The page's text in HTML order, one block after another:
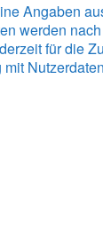
Angaben
werden
für die